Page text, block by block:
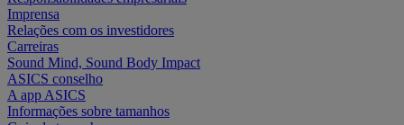
Imprensa
Relações com os investidores
Carreiras
Sound Mind, Sound Body Impact
ASICS conselho
A app ASICS
Informações sobre tamanhos